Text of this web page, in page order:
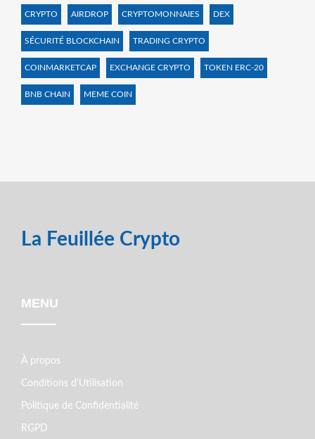
CRYPTO AIRDROP CRYPTOMONNAIES DEX
SÉCURITÉ BLOCKCHAIN TRADING CRYPTO
COINMARKETCAP EXCHANGE CRYPTO TOKEN ERC-20
BNB CHAIN MEME COIN
La Feuillée Crypto
MENU
À propos
Conditions d'Utilisation
Politique de Confidentialité
RGPD